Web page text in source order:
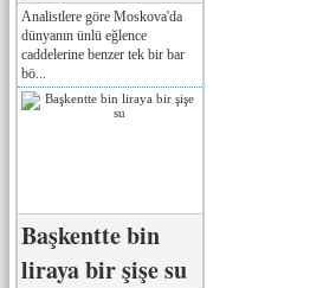
Analistlere göre Moskova'da
dünyanın ünlü eğlence
caddelerine benzer tek bir bar
bö...
Başkentte bin
liraya bir şişe su